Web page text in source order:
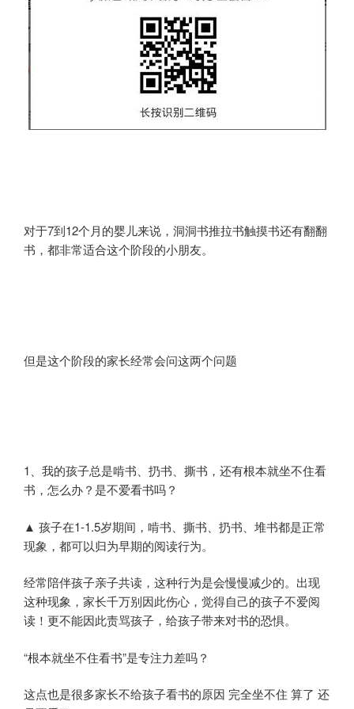
对于7到12个月的婴儿来说，洞洞书推拉书触摸书还有翻翻
书，都非常适合这个阶段的小朋友。
但是这个阶段的家长经常会问这两个问题
1、我的孩子总是啃书、扔书、撕书，还有根本就坐不住看
书，怎么办？是不爱看书吗？
▲ 孩子在1-1.5岁期间，啃书、撕书、扔书、堆书都是正常
现象，都可以归为早期的阅读行为。
经常陪伴孩子亲子共读，这种行为是会慢慢减少的。出现
这种现象，家长千万别因此伤心，觉得自己的孩子不爱阅
读！更不能因此责骂孩子，给孩子带来对书的恐惧。
“根本就坐不住看书”是专注力差吗？
这点也是很多家长不给孩子看书的原因 完全坐不住 算了 还